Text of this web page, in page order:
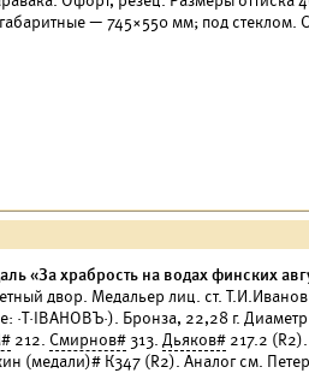
— 745×550 мм; под стеклом.
«За храбрость на водах финских
двор. Медальер лиц. ст. Т.И.Иванов
·Т·IВАНОВЪ·). Бронза, 22,28 г.
212. Смирнов#313. Дьяков# 217.2
(медали)# К347 (R2). Аналог см.